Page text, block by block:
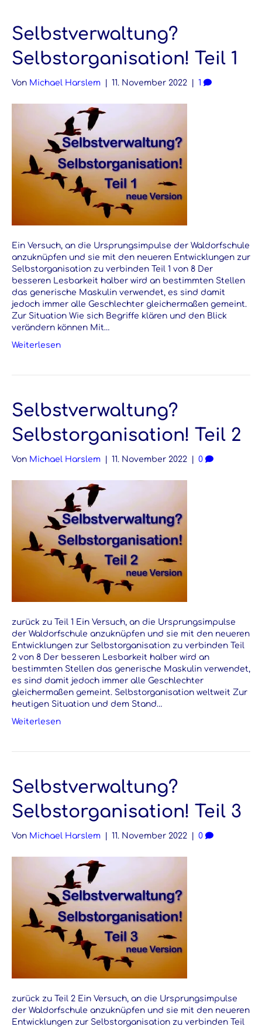
Selbstverwaltung?
Selbstorganisation! Teil 1
Von Michael Harslem 11. November 2022 1
Ein Versuch, an die Ursprungsimpulse der Waldorfschule
anzuknüpfen und sie mit den neueren Entwicklungen zur
Selbstorganisation zu verbinden Teil 1 von 8 Der
besseren Lesbarkeit halber wird an bestimmten Stellen
das generische Maskulin verwendet, es sind damit
jedoch immer alle Geschlechter gleichermaßen gemeint.
Zur Situation Wie sich Begriffe klären und den Blick
verändern können Mit…
Weiterlesen
Selbstverwaltung?
Selbstorganisation! Teil 2
Von Michael Harslem 11. November 2022 0
zurück zu Teil 1 Ein Versuch, an die Ursprungsimpulse
der Waldorfschule anzuknüpfen und sie mit den neueren
Entwicklungen zur Selbstorganisation zu verbinden Teil
2 von 8 Der besseren Lesbarkeit halber wird an
bestimmten Stellen das generische Maskulin verwendet,
es sind damit jedoch immer alle Geschlechter
gleichermaßen gemeint. Selbstorganisation weltweit Zur
heutigen Situation und dem Stand…
Weiterlesen
Selbstverwaltung?
Selbstorganisation! Teil 3
Von Michael Harslem 11. November 2022 0
zurück zu Teil 2 Ein Versuch, an die Ursprungsimpulse
der Waldorfschule anzuknüpfen und sie mit den neueren
Entwicklungen zur Selbstorganisation zu verbinden Teil